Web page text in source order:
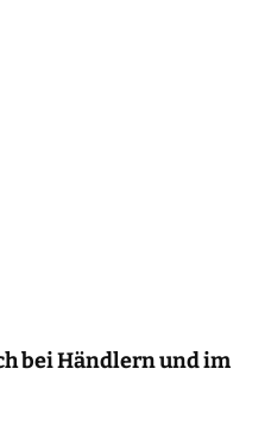
bei Händlern und im